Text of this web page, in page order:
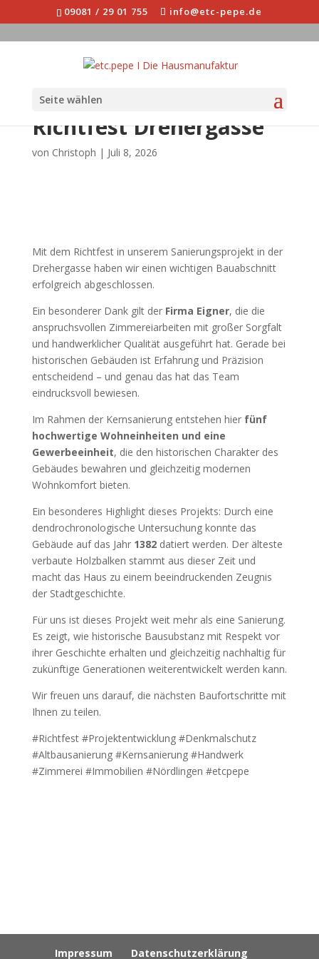
09081 / 29 01 755 info@etc-pepe.de
Seite wählen
Richtfest Drehergasse
von Christoph | Juli 8, 2026
Mit dem Richtfest in unserem Sanierungsprojekt in der
Drehergasse haben wir einen wichtigen Bauabschnitt
erfolgreich abgeschlossen.
Ein besonderer Dank gilt der Firma Eigner, die die
anspruchsvollen Zimmereiarbeiten mit großer Sorgfalt
und handwerklicher Qualität ausgeführt hat. Gerade bei
historischen Gebäuden ist Erfahrung und Präzision
entscheidend – und genau das hat das Team
eindrucksvoll bewiesen.
Im Rahmen der Kernsanierung entstehen hier fünf
hochwertige Wohneinheiten und eine
Gewerbeeinheit, die den historischen Charakter des
Gebäudes bewahren und gleichzeitig modernen
Wohnkomfort bieten.
Ein besonderes Highlight dieses Projekts: Durch eine
dendrochronologische Untersuchung konnte das
Gebäude auf das Jahr 1382datiert werden. Der älteste
verbaute Holzbalken stammt aus dieser Zeit und
macht das Haus zu einem beeindruckenden Zeugnis
der Stadtgeschichte.
Für uns ist dieses Projekt weit mehr als eine Sanierung.
Es zeigt, wie historische Bausubstanz mit Respekt vor
ihrer Geschichte erhalten und gleichzeitig nachhaltig für
zukünftige Generationen weiterentwickelt werden kann.
Wir freuen uns darauf, die nächsten Baufortschritte mit
Ihnen zu teilen.
#Richtfest #Projektentwicklung #Denkmalschutz
#Altbausanierung #Kernsanierung #Handwerk
#Zimmerei #Immobilien #Nördlingen #etcpepe
Impressum Datenschutzerklärung